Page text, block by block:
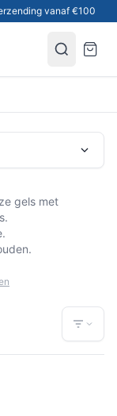
vanaf €100
gels met